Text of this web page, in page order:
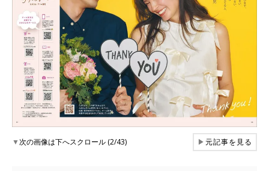
▼次の画像は下へスクロール (2/43) ▶元記事を見る